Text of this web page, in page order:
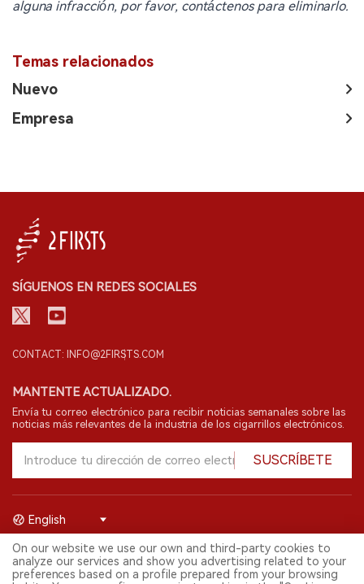
alguna infracción, por favor, contáctenos para eliminarlo.
Temas relacionados
Nuevo
Empresa
SÍGUENOS EN REDES SOCIALES
CONTACT: INFO@2FIRSTS.COM
MANTENTE ACTUALIZADO.
Envía tu correo electrónico para recibir noticias semanales sobre las
noticias más relevantes de la industria de los cigarrillos electrónicos.
SUSCRÍBETE
© 2026 Shenzhen 2FIRSTS Technology Co.,Ltd. Todos los derechos
reservados.
2FIRSTS solo es accesible para profesionales de la industria,
English
On our website we use our own and third-party cookies to
analyze our services and show you advertising related to your
preferences based on a profile prepared from your browsing